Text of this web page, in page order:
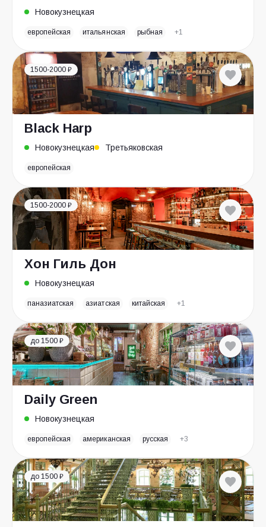
Новокузнецкая
европейская итальянская рыбная +1
1500-2000 ₽
Black Harp
Новокузнецкая Третьяковская
европейская
1500-2000 ₽
Хон Гиль Дон
Новокузнецкая
паназиатская азиатская китайская +1
до 1500 ₽
Daily Green
Новокузнецкая
европейская американская русская +3
до 1500 ₽